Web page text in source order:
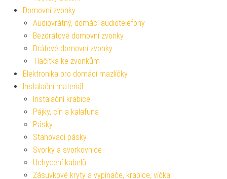
Domovní zvonky
Audiovrátný, domácí audiotelefony
Bezdrátové domovní zvonky
Drátové domovní zvonky
Tlačítka ke zvonkům
Elektronika pro domácí mazlíčky
Instalační materiál
Instalační krabice
Pájky, cín a kalafuna
Pásky
Stahovací pásky
Svorky a svorkovnice
Uchycení kabelů
Zásuvkové kryty a vypínače, krabice, víčka